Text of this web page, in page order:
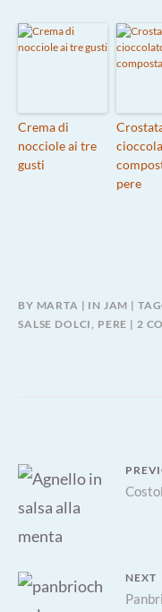
Crema di
nocciole ai tre
gusti
pere
BY MARTA IN JAM
SALSE DOLCI
PERE 2
Navigazione
articoli
Previous
NEXT
Next